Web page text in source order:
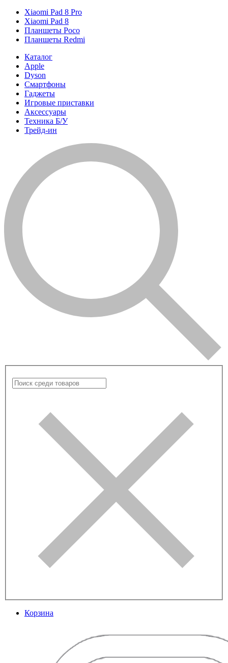
Xiaomi Pad 8 Pro
Xiaomi Pad 8
Планшеты Poco
Планшеты Redmi
Каталог
Apple
Dyson
Смартфоны
Гаджеты
Игровые приставки
Аксессуары
Техника Б/У
Трейд-ин
Корзина